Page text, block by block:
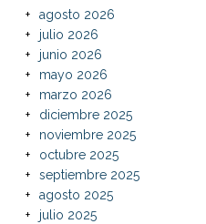
agosto 2026
julio 2026
junio 2026
mayo 2026
marzo 2026
diciembre 2025
noviembre 2025
octubre 2025
septiembre 2025
agosto 2025
julio 2025